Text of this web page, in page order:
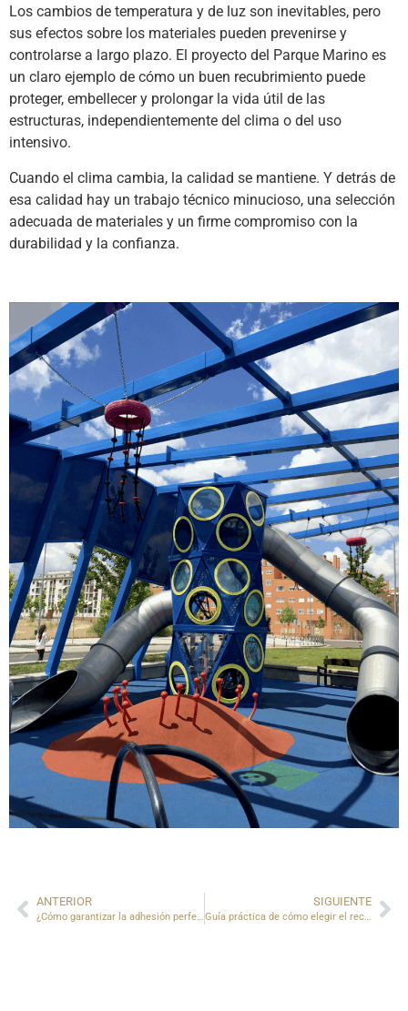
Los cambios de temperatura y de luz son inevitables, pero
sus efectos sobre los materiales pueden prevenirse y
controlarse a largo plazo. El proyecto del Parque Marino es
un claro ejemplo de cómo un buen recubrimiento puede
proteger, embellecer y prolongar la vida útil de las
estructuras, independientemente del clima o del uso
intensivo.
Cuando el clima cambia, la calidad se mantiene. Y detrás de
esa calidad hay un trabajo técnico minucioso, una selección
adecuada de materiales y un firme compromiso con la
durabilidad y la confianza.
ANTERIOR
¿Cómo garantizar la adhesión perfecta en cualquier tipo de superficie?
SIGUIENTE
Guía práctica de cómo elegir el recubrimiento industrial adecuado para tu proyecto